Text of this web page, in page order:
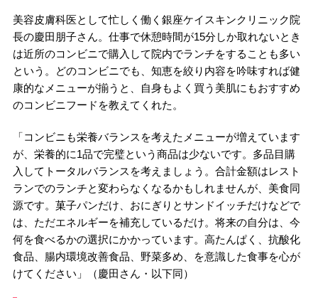
美容皮膚科医として忙しく働く銀座ケイスキンクリニック院
長の慶田朋子さん。仕事で休憩時間が15分しか取れないとき
は近所のコンビニで購入して院内でランチをすることも多い
という。どのコンビニでも、知恵を絞り内容を吟味すれば健
康的なメニューが揃うと、自身もよく買う美肌にもおすすめ
のコンビニフードを教えてくれた。
「コンビニも栄養バランスを考えたメニューが増えています
が、栄養的に1品で完璧という商品は少ないです。多品目購
入してトータルバランスを考えましょう。合計金額はレスト
ランでのランチと変わらなくなるかもしれませんが、美食同
源です。菓子パンだけ、おにぎりとサンドイッチだけなどで
は、ただエネルギーを補充しているだけ。将来の自分は、今
何を食べるかの選択にかかっています。高たんぱく、抗酸化
食品、腸内環境改善食品、野菜多め、を意識した食事を心が
けてください」（慶田さん・以下同）